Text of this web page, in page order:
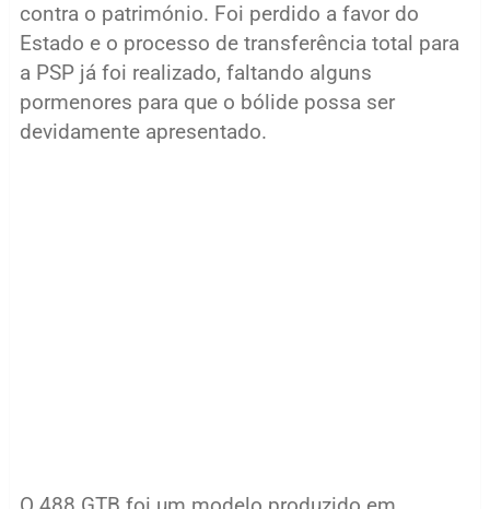
contra o património. Foi perdido a favor do
Estado e o processo de transferência total para
a PSP já foi realizado, faltando alguns
pormenores para que o bólide possa ser
devidamente apresentado.